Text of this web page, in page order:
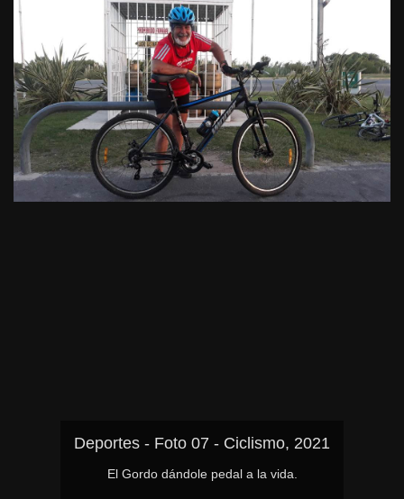
Deportes - Foto 07 - Ciclismo, 2021
El Gordo dándole pedal a la vida.